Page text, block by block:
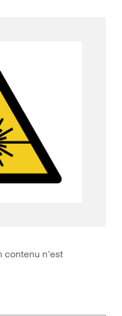
contenu n'est